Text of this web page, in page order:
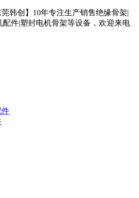
韩创】10年专注生产销售绝缘骨架|
件|塑封电机骨架等设备，欢迎来电
件